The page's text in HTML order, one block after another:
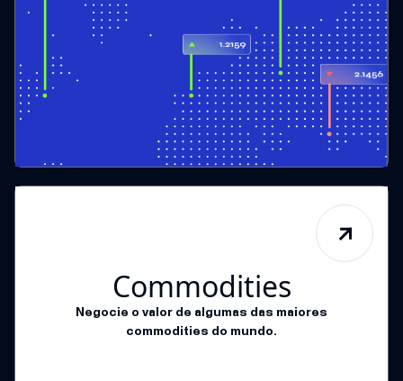
Commodities
Negocie o valor de algumas das maiores
commodities do mundo.